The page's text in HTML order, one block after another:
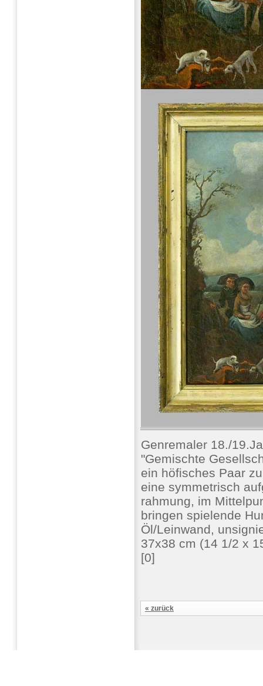
Genremaler 18./
"Gemischte
ein höfisches Paar
eine symmetrisch
rahmung, im
bringen spielende
Öl/Leinwand,
37x38 cm (14 1/2 x
[0]
« zurück